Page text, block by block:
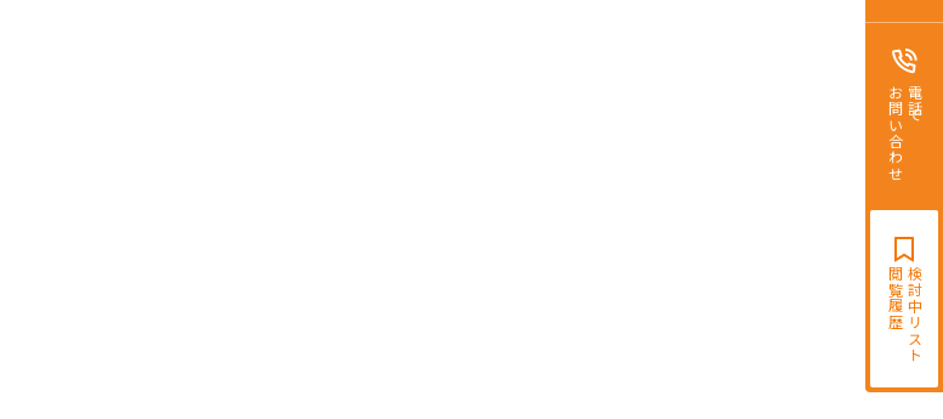
電話で
お問い合わせ
検討中リスト
閲覧履歴